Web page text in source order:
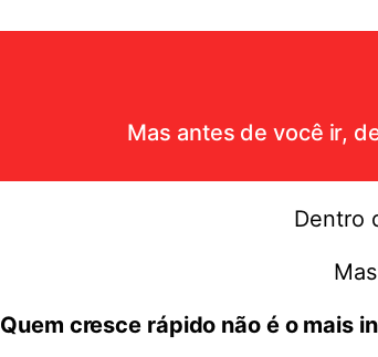
Mas antes de você ir,
Dentro
Quem cresce rápido não é o mais